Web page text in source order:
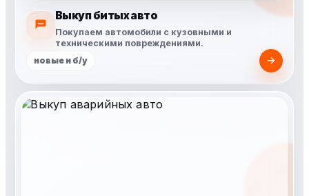
Выкуп битых авто
Покупаем автомобили с кузовными и
техническими повреждениями.
новые и б/у